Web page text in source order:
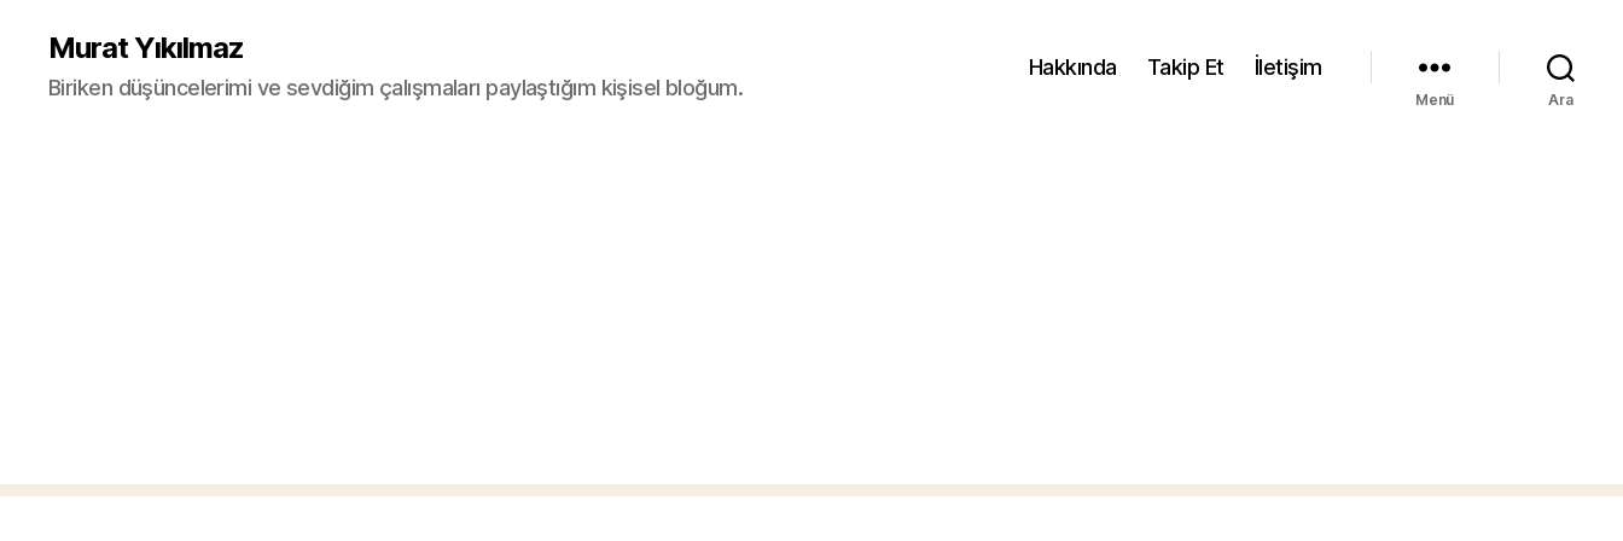
Murat Yıkılmaz
Biriken düşüncelerimi ve sevdiğim çalışmaları paylaştığım kişisel bloğum.
Hakkında Takip Et İletişim
Menü Ara